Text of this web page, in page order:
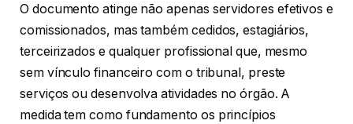
O documento atinge não apenas servidores efetivos e
comissionados, mas também cedidos, estagiários,
terceirizados e qualquer profissional que, mesmo
sem vínculo financeiro com o tribunal, preste
serviços ou desenvolva atividades no órgão. A
medida tem como fundamento os princípios